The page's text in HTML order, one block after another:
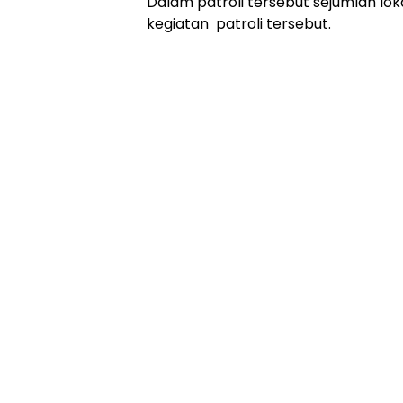
kegiatan patroli tersebut.